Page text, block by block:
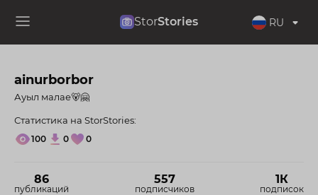
StorStories RU
ainurborbor
86
публикаций
557
подписчиков
1К
подписок
Ауыл малае🐻🤗
Статистика на StorStories:
100 0 0